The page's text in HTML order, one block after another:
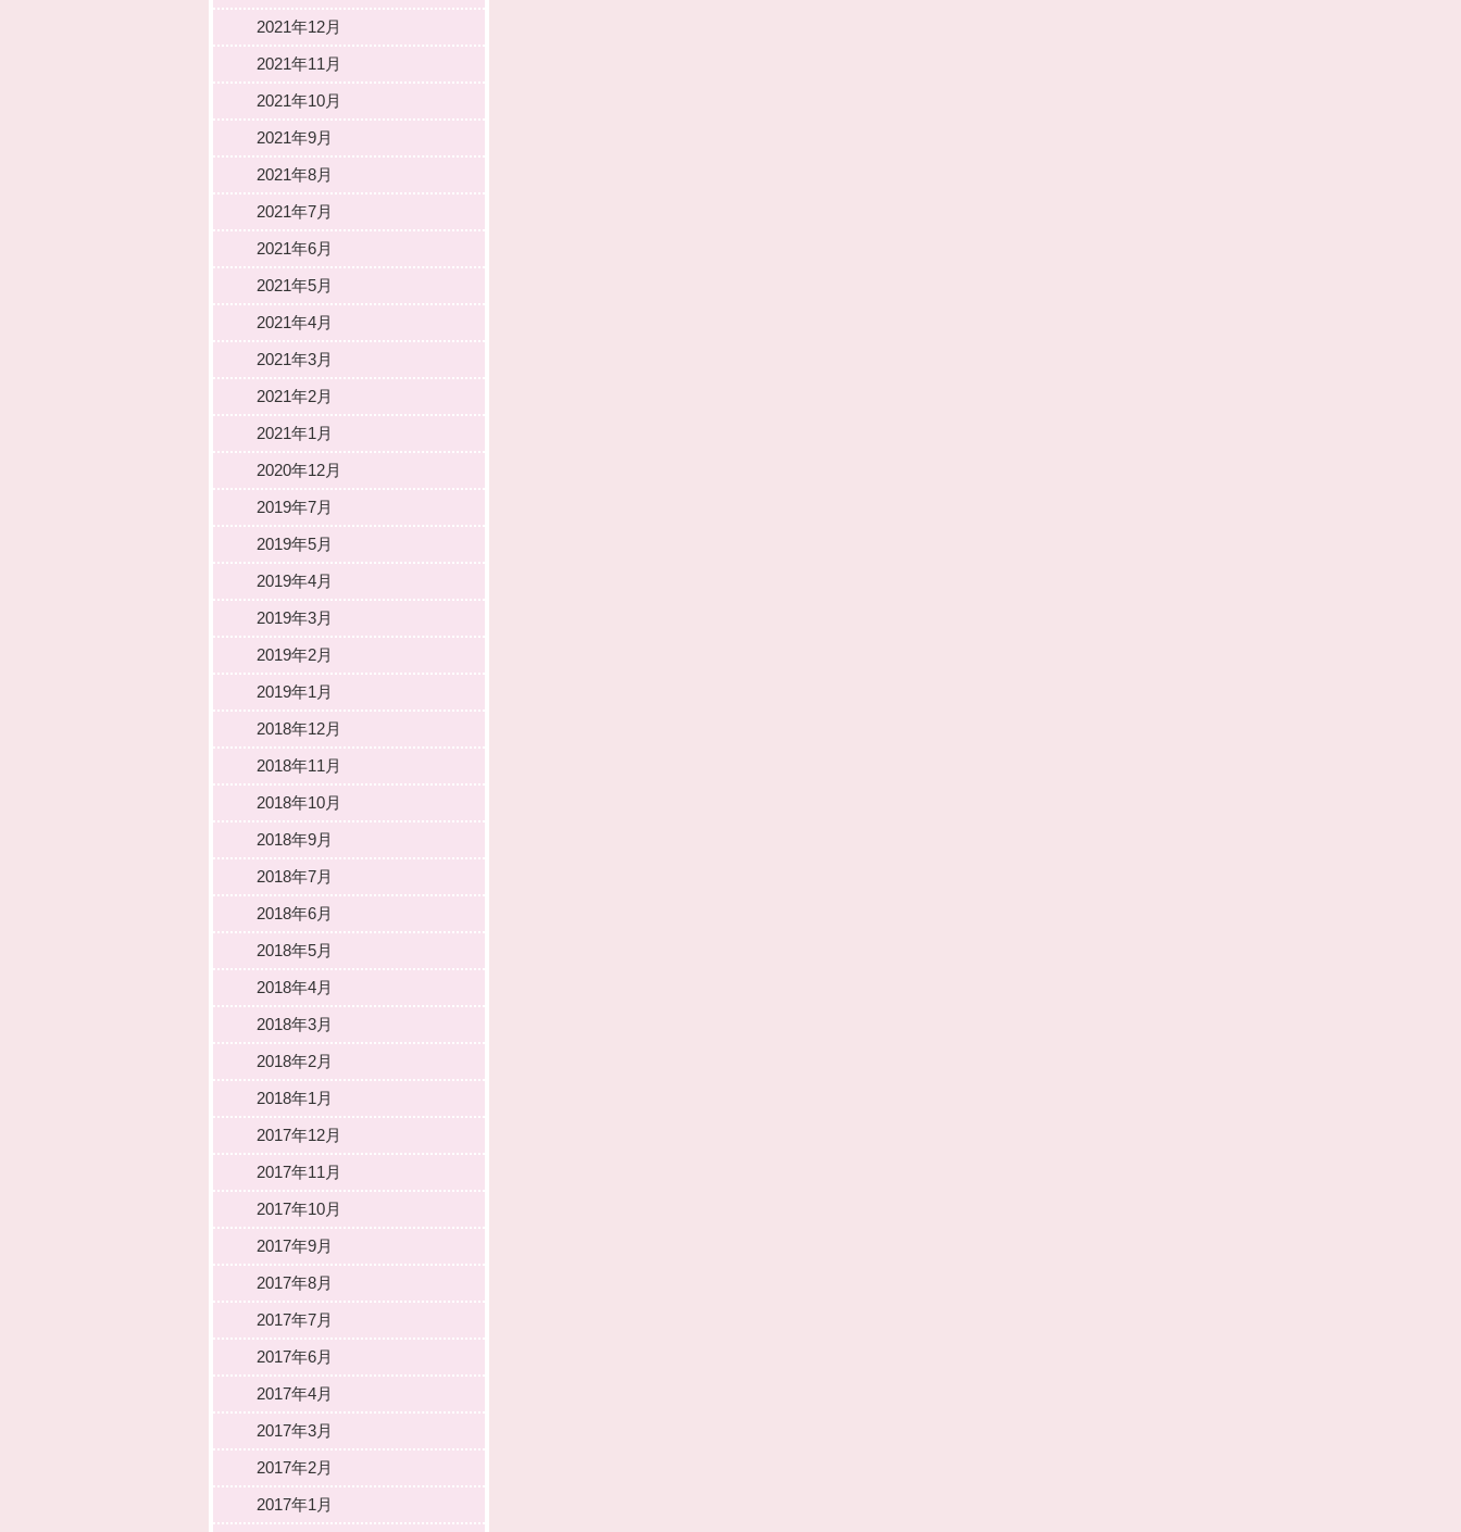
2021年12月
2021年11月
2021年10月
2021年9月
2021年8月
2021年7月
2021年6月
2021年5月
2021年4月
2021年3月
2021年2月
2021年1月
2020年12月
2019年7月
2019年5月
2019年4月
2019年3月
2019年2月
2019年1月
2018年12月
2018年11月
2018年10月
2018年9月
2018年7月
2018年6月
2018年5月
2018年4月
2018年3月
2018年2月
2018年1月
2017年12月
2017年11月
2017年10月
2017年9月
2017年8月
2017年7月
2017年6月
2017年4月
2017年3月
2017年2月
2017年1月